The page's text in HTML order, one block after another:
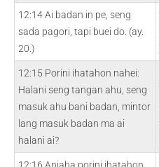
12:14 Ai badan in pe, seng
sada pagori, tapi buei do. (ay.
20.)
12:15 Porini ihatahon nahei:
Halani seng tangan ahu, seng
masuk ahu bani badan, mintor
lang masuk badan ma ai
halani ai?